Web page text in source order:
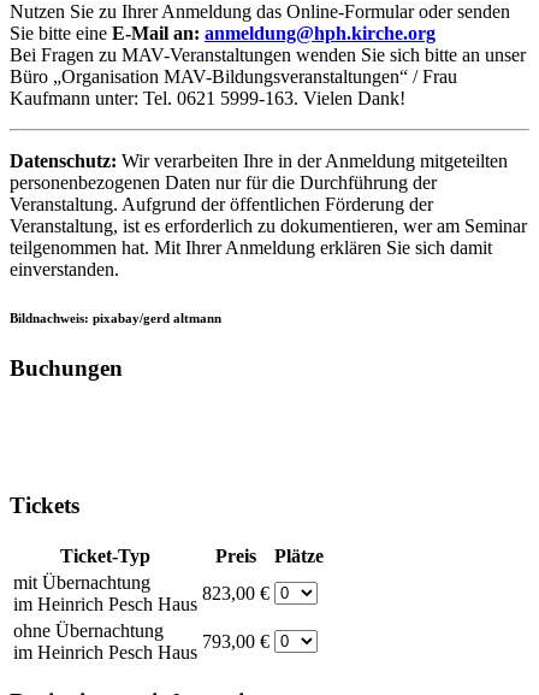
Nutzen Sie zu Ihrer Anmeldung das Online-Formular oder senden
Sie bitte eine E-Mail an: anmeldung@hph.kirche.org
Bei Fragen zu MAV-Veranstaltungen wenden Sie sich bitte an unser
Büro „Organisation MAV-Bildungsveranstaltungen“ / Frau
Kaufmann unter: Tel. 0621 5999-163. Vielen Dank!
Datenschutz: Wir verarbeiten Ihre in der Anmeldung mitgeteilten
personenbezogenen Daten nur für die Durchführung der
Veranstaltung. Aufgrund der öffentlichen Förderung der
Veranstaltung, ist es erforderlich zu dokumentieren, wer am Seminar
teilgenommen hat. Mit Ihrer Anmeldung erklären Sie sich damit
einverstanden.
Bildnachweis: pixabay/gerd altmann
Buchungen
Tickets
Ticket-Typ Preis
Plätze
mit Übernachtung
im Heinrich Pesch Haus
823,00 €
ohne Übernachtung
im Heinrich Pesch Haus
793,00 €